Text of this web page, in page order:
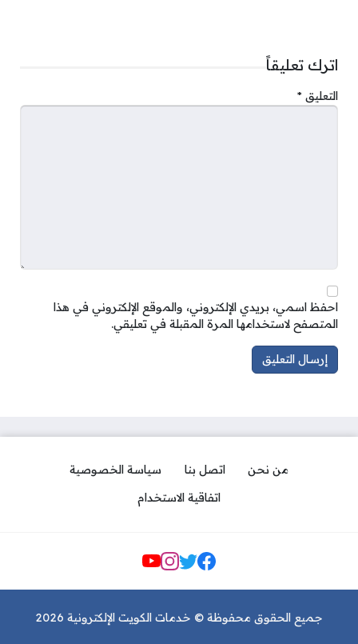
اترك تعليقاً
التعليق *
احفظ اسمي، بريدي الإلكتروني، والموقع الإلكتروني في هذا
المتصفح لاستخدامها المرة المقبلة في تعليقي.
من نحن اتصل بنا
سياسة الخصوصية
اتفاقية الاستخدام
مواقع التواصل
جميع الحقوق محفوظة © خدمات الكويت الإلكترونية 2026